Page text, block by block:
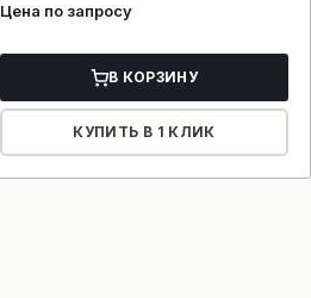
Цена по запросу
В КОРЗИНУ
КУПИТЬ В 1 КЛИК